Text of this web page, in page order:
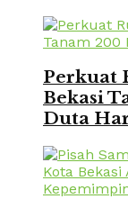
Perkuat
Bekasi
Duta